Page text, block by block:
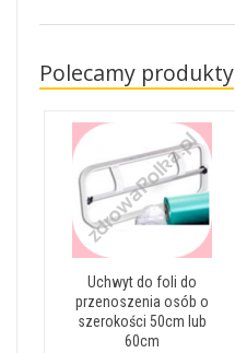
Polecamy produkty
Uchwyt do foli do
przenoszenia osób o
szerokości 50cm lub
60cm